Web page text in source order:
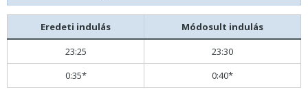
Eredeti indulás
Módosult indulás
23:25
23:30
0:35*
0:40*